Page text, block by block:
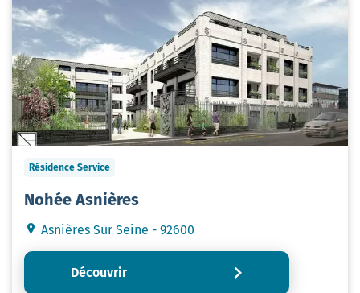
Résidence Service
Nohée Asnières
Asnières Sur Seine - 92600
Découvrir